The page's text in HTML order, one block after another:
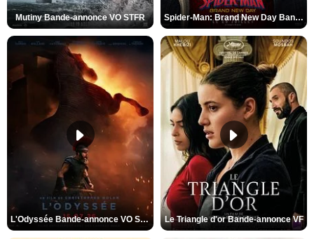
Mutiny Bande-annonce VO STFR Spider-Man: Brand New Day Bande-annonce VO STFR
L'Odyssée Bande-annonce VO STFR Le Triangle d'or Bande-annonce VF